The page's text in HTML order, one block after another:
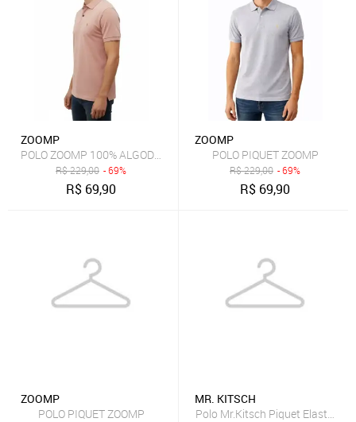
ZOOMP
POLO ZOOMP 100% ALGODÃO
R$229,00 - 69%
R$ 69,90
ZOOMP
POLO PIQUET ZOOMP
R$229,00 - 69%
R$ 69,90
ZOOMP
POLO PIQUET ZOOMP
MR. KITSCH
Polo Mr.Kitsch Piquet Elastano